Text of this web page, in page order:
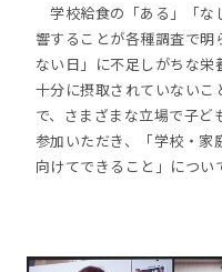
学校給食の「ある」「な
響することが各種調査で明
ない日」に不足しがちな
十分に摂取されていないこ
で、さまざまな立場で子
参加いただき、「学校・家
向けてできること」につい